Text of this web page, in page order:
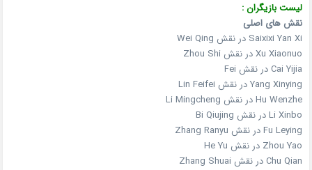
لیست بازیگران :
نقش های اصلی
Saixixi Yan Xi در نقش Wei Qing
Xu Xiaonuo در نقش Zhou Shi
Cai Yijia در نقش Fei
Yang Xinying در نقش Lin Feifei
Hu Wenzhe در نقش Li Mingcheng
Li Xinbo در نقش Bi Qiujing
Fu Leying در نقش Zhang Ranyu
Zhou Yao در نقش He Yu
Chu Qian در نقش Zhang Shuai